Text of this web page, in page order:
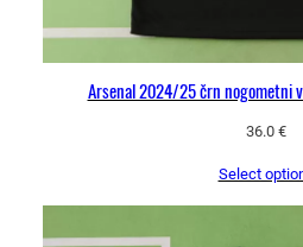
Arsenal 2024/25 črn nogometni
36.0 €
Select